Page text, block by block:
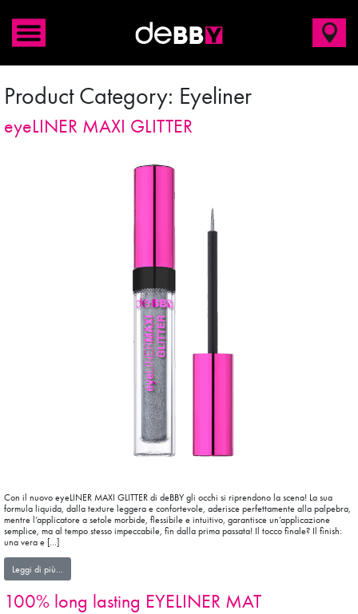
Product Category: Eyeliner
eyeLINER MAXI GLITTER
Con il nuovo eyeLINER MAXI GLITTER di deBBY gli occhi si riprendono la scena! La sua
formula liquida, dalla texture leggera e confortevole, aderisce perfettamente alla palpebra,
mentre l’applicatore a setole morbide, flessibile e intuitivo, garantisce un’applicazione
semplice, ma al tempo stesso impeccabile, fin dalla prima passata! Il tocco finale? Il finish:
una vera e […]
Leggi di più…
100% long lasting EYELINER MAT